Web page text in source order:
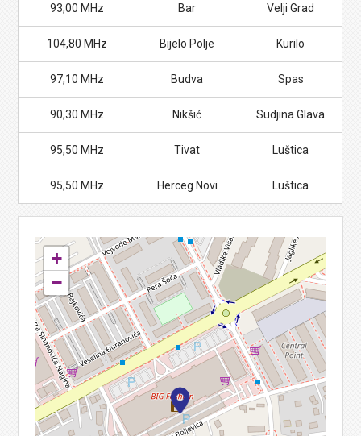
93,00 MHz Bar Velji Grad
104,80 MHz Bijelo Polje Kurilo
97,10 MHz Budva Spas
90,30 MHz Nikšić Sudjina Glava
95,50 MHz Tivat Luštica
95,50 MHz Herceg Novi Luštica
+
−